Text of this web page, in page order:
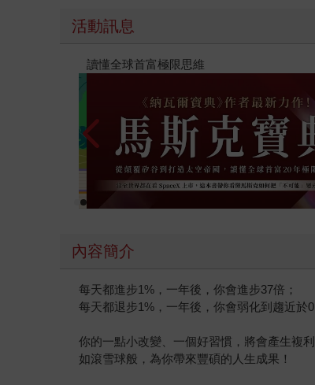
活動訊息
【父親節禮物展】5折起，滿888送88點
內容簡介
每天都進步1%，一年後，你會進步37倍；
每天都退步1%，一年後，你會弱化到趨近於0
你的一點小改變、一個好習慣，將會產生複利
如滾雪球般，為你帶來豐碩的人生成果！